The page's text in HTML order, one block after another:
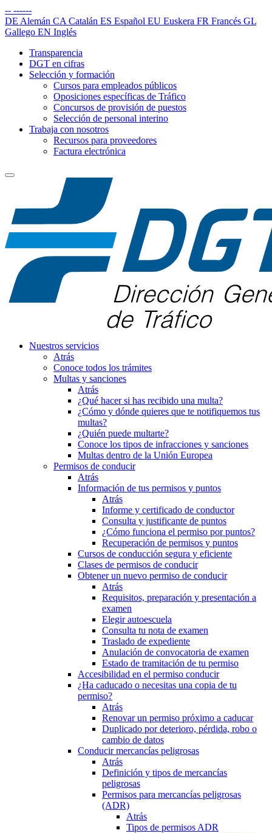
-- ------
DE Alemán CA Catalán ES Español EU Euskera FR Francés GL
Gallego EN Inglés
Transparencia
DGT en cifras
Selección y formación
Cursos para empleados públicos
Oposiciones específicas de Tráfico
Concursos de provisión de puestos
Selección de personal interino
Trabaja con nosotros
Recursos para proveedores
Factura electrónica
Nuestros servicios
Atrás
Conoce todos los trámites
Multas y sanciones
Atrás
¿Qué hacer si has recibido una multa?
¿Cómo y dónde quieres que te notifiquemos tus
multas?
¿Quién puede multarte?
Conoce los tipos de infracciones y sanciones
Multas dentro de la Unión Europea
Permisos de conducir
Atrás
Información de tus permisos y puntos
Atrás
Informe y certificado de conductor
Consulta y justificante de puntos
¿Cómo funciona el permiso por puntos?
Recuperación de permisos y puntos
Cursos de conducción segura y eficiente
Clases de permisos de conducir
Obtener un nuevo permiso de conducir
Atrás
Requisitos, preparación y presentación a
examen
Elegir autoescuela
Consulta tu nota de examen
Traslado de expediente
Anulación de convocatoria de examen
Estado de tramitación de tu permiso
Accesibilidad en el permiso conducir
¿Ha caducado o necesitas una copia de tu
permiso?
Atrás
Renovar un permiso próximo a caducar
Duplicado por deterioro, pérdida, robo o
cambio de datos
Conducir mercancías peligrosas
Atrás
Definición y tipos de mercancías
peligrosas
Permisos para mercancías peligrosas
(ADR)
Atrás
Tipos de permisos ADR